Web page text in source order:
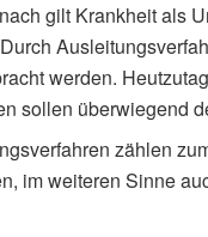
gilt Krankheit als
werden.
sollen überwiegend
zählen
im weiteren Sinne